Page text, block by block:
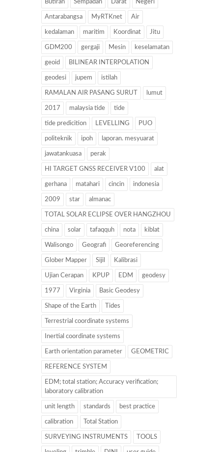
Butiran Sempadan Darat Negeri
Antarabangsa MyRTKnet Air
kedalaman maritim Koordinat Jitu
GDM200 gergaji Mesin keselamatan
geoid BILINEAR INTERPOLATION
geodesi jupem istilah
RAMALAN AIR PASANG SURUT lumut
2017 malaysia tide tide
tide predicition LEVELLING PUO
politeknik ipoh laporan. mesyuarat
jawatankuasa perak
HI TARGET GNSS RECEIVER V100 alat
gerhana matahari cincin indonesia
2009 star almanac
TOTAL SOLAR ECLIPSE OVER HANGZHOU
china solar tafaqquh nota kiblat
Walisongo Geografi Georeferencing
Glober Mapper Sijil Kalibrasi
Ujian Cerapan KPUP EDM geodesy
1977 Virginia Basic Geodesy
Shape of the Earth Tides
Terrestrial coordinate systems
Inertial coordinate systems
Earth orientation parameter GEOMETRIC
REFERENCE SYSTEM
EDM; total station; Accuracy verification;
laboratory calibration
unit length standards best practice
calibration Total Station
SURVEYING INSTRUMENTS TOOLS